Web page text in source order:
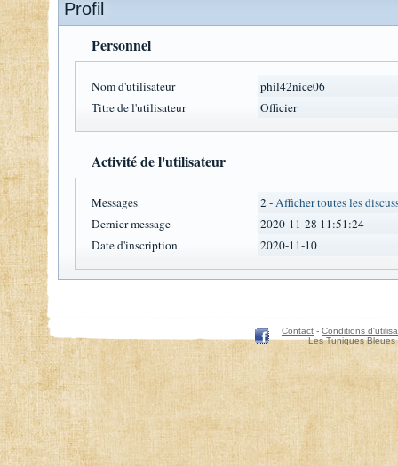
Profil
Personnel
Nom d'utilisateur
phil42nice06
Titre de l'utilisateur
Officier
Activité de l'utilisateur
Messages 2 -Afficher toutes les
Dernier message
2020-11-28 11:51:24
Date d'inscription
2020-11-10
Contact - Conditions
Les Tuniques